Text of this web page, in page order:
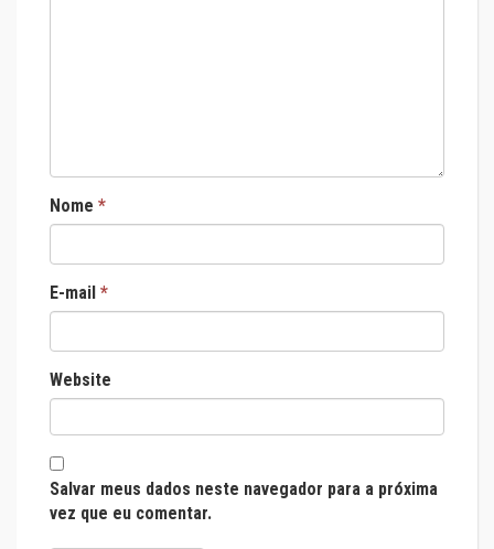
Nome *
E-mail *
Website
Salvar meus dados neste navegador para a próxima
vez que eu comentar.